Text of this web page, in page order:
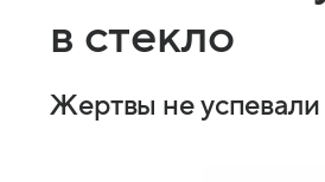
в стекло
Жертвы не успевали